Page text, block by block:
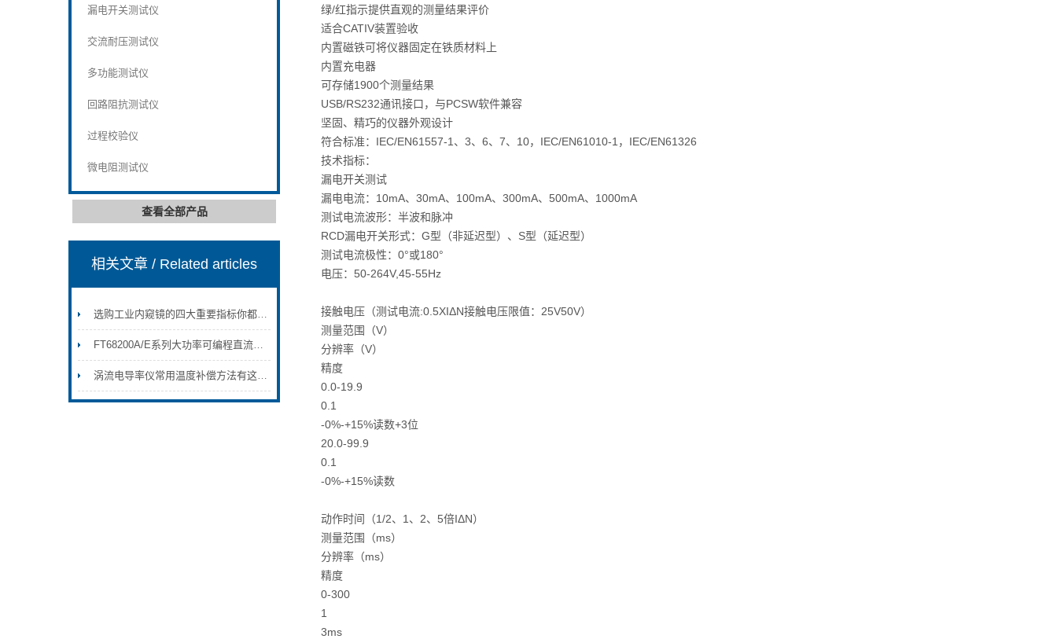
漏电开关测试仪
交流耐压测试仪
多功能测试仪
回路阻抗测试仪
过程校验仪
微电阻测试仪
查看全部产品
相关文章/ Related articles
选购工业内窥镜的四大重要指标你都知道吗？
FT68200A/E系列大功率可编程直流电子负载（4kW~60kW）
涡流电导率仪常用温度补偿方法有这两种
绿/红指示提供直观的测量结果评价
适合CATIV装置验收
内置磁铁可将仪器固定在铁质材料上
内置充电器
可存储1900个测量结果
USB/RS232通讯接口，与PCSW软件兼容
坚固、精巧的仪器外观设计
符合标准：IEC/EN61557-1、3、6、7、10，IEC/EN61010-1，IEC/EN61326
技术指标：
漏电开关测试
漏电电流：10mA、30mA、100mA、300mA、500mA、1000mA
测试电流波形：半波和脉冲
RCD漏电开关形式：G型（非延迟型）、S型（延迟型）
测试电流极性：0°或180°
电压：50-264V,45-55Hz
接触电压（测试电流:0.5XIΔN接触电压限值：25V50V）
测量范围（V）
分辨率（V）
精度
0.0-19.9
0.1
-0%-+15%读数+3位
20.0-99.9
0.1
-0%-+15%读数
动作时间（1/2、1、2、5倍IΔN）
测量范围（ms）
分辨率（ms）
精度
0-300
1
3ms